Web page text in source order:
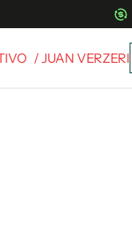
/ JUAN VERZERI